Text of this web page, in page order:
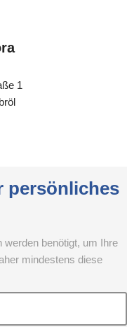
1
persönliches
werden benötigt, um Ihre
mindestens diese